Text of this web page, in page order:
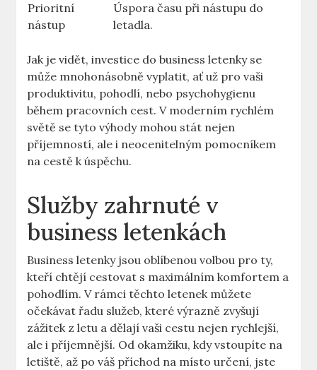
Prioritní
nástup
Úspora času při nástupu do
letadla.
Jak je vidět, investice do business letenky se
může mnohonásobně vyplatit, ať už pro vaši
produktivitu, pohodlí, nebo psychohygienu
během pracovních cest. V moderním rychlém
světě se tyto výhody mohou stát nejen
příjemností, ale i neocenitelným pomocníkem
na cestě k úspěchu.
Služby zahrnuté v
business letenkách
Business letenky jsou oblíbenou volbou pro ty,
kteří chtějí cestovat s maximálním komfortem a
pohodlím. V rámci těchto letenek můžete
očekávat řadu služeb, které výrazně zvyšují
zážitek z letu a dělají vaši cestu nejen rychlejší,
ale i příjemnější. Od okamžiku, kdy vstoupíte na
letiště, až po váš příchod na místo určení, jste